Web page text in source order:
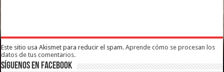
Este sitio usa Akismet para reducir el spam.Aprende cómo se procesan los
datos de tus comentarios.
Síguenos en Facebook